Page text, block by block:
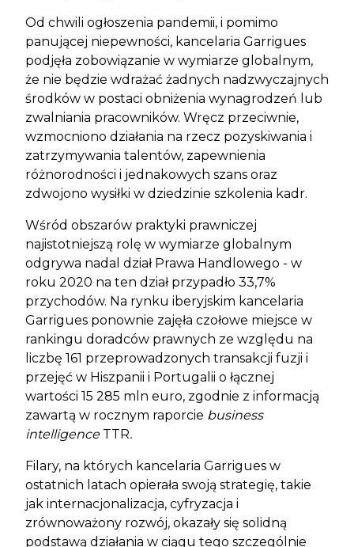
Od chwili ogłoszenia pandemii, i pomimo
panującej niepewności, kancelaria Garrigues
podjęła zobowiązanie w wymiarze globalnym,
że nie będzie wdrażać żadnych nadzwyczajnych
środków w postaci obniżenia wynagrodzeń lub
zwalniania pracowników. Wręcz przeciwnie,
wzmocniono działania na rzecz pozyskiwania i
zatrzymywania talentów, zapewnienia
różnorodności i jednakowych szans oraz
zdwojono wysiłki w dziedzinie szkolenia kadr.
Wśród obszarów praktyki prawniczej
najistotniejszą rolę w wymiarze globalnym
odgrywa nadal dział Prawa Handlowego - w
roku 2020 na ten dział przypadło 33,7%
przychodów. Na rynku iberyjskim kancelaria
Garrigues ponownie zajęła czołowe miejsce w
rankingu doradców prawnych ze względu na
liczbę 161 przeprowadzonych transakcji fuzji i
przejęć w Hiszpanii i Portugalii o łącznej
wartości 15 285 mln euro, zgodnie z informacją
zawartą w rocznym raporcie business
intelligenceTTR.
Filary, na których kancelaria Garrigues w
ostatnich latach opierała swoją strategię, takie
jak internacjonalizacja, cyfryzacja i
zrównoważony rozwój, okazały się solidną
podstawą działania w ciągu tego szczególnie